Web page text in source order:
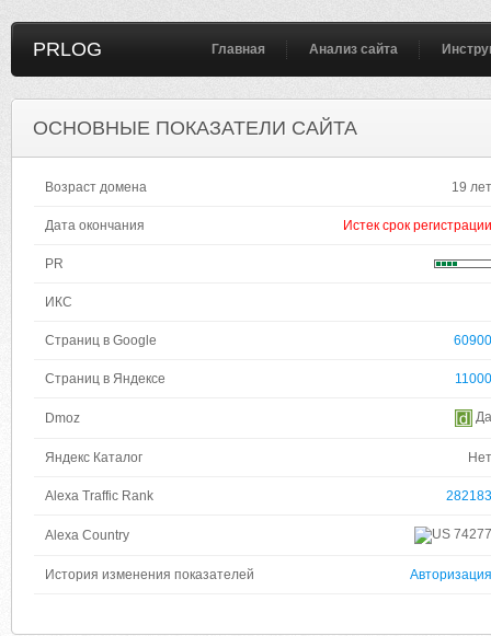
PRLOG Главная Анализ сайта
ОСНОВНЫЕ ПОКАЗАТЕЛИ САЙТА
Возраст домена 19 лет
Дата окончания Истек срок регистрации
PR
ИКС
Страниц в Google 60900
Страниц в Яндексе 11000
Dmoz Да
Яндекс Каталог Нет
Alexa Traffic Rank 282183
Alexa Country 74277
История изменения показателей Авторизация